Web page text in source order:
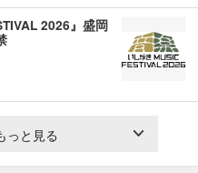
2026』盛岡
っと見る